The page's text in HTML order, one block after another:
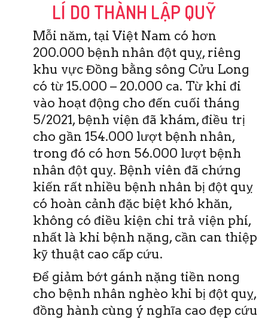
LÍ DO THÀNH LẬP QUỸ
Mỗi năm, tại Việt Nam có hơn
200.000 bệnh nhân đột quỵ, riêng
khu vực Đồng bằng sông Cửu Long
có từ 15.000 – 20.000 ca. Từ khi đi
vào hoạt động cho đến cuối tháng
5/2021, bệnh viện đã khám, điều trị
cho gần 154.000 lượt bệnh nhân,
trong đó có hơn 56.000 lượt bệnh
nhân đột quỵ. Bệnh viên đã chứng
kiến rất nhiều bệnh nhân bị đột quỵ
có hoàn cảnh đặc biệt khó khăn,
không có điều kiện chi trả viện phí,
nhất là khi bệnh nặng, cần can thiệp
kỹ thuật cao cấp cứu.
Để giảm bớt gánh nặng tiền nong
cho bệnh nhân nghèo khi bị đột quỵ,
đồng hành cùng ý nghĩa cao đẹp cứu